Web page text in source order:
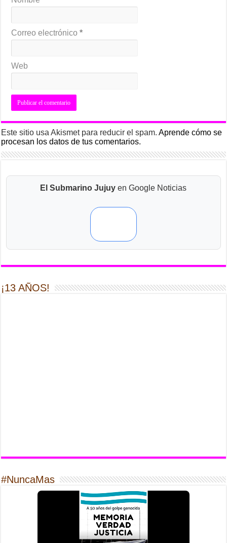
Correo electrónico*
Web
Este sitio usa Akismet para reducir el spam.Aprende cómo se
procesan los datos de tus comentarios.
El Submarino Jujuy en Google Noticias
¡13 AÑOS!
#NuncaMas